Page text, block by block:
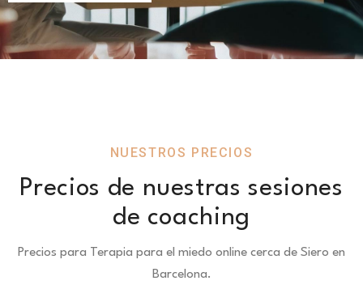
NUESTROS PRECIOS
Precios de nuestras sesiones
de coaching
Precios para Terapia para el miedo online cerca de Siero en
Barcelona.